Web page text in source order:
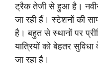
ट्रैक तेजी से हुआ है।
जा रही हैं। स्टेशनों की
है। बहुत से स्थानों पर
यात्रियों को बेहतर
जा रहा है।